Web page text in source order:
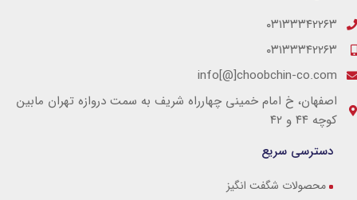
۰۳۱۳۳۳۴۲۲۶۳
۰۳۱۳۳۳۴۲۲۶۳
info[@]choobchin-co.com
اصفهان، خ امام خمینی چهارراه شریف به سمت دروازه تهران مابین
کوچه ۴۴ و ۴۲
دسترسی سریع
محصولات شگفت انگیز